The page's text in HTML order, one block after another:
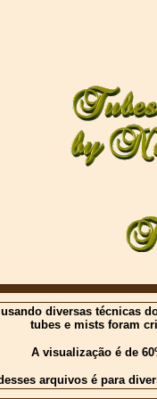
diversas técnicas
tubes e mists foram
A visualização é de
arquivos é para